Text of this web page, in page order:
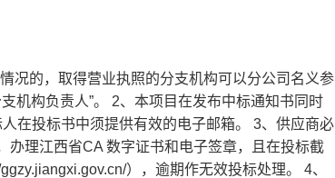
况的，取得营业执照的分支机构可以分公司名义参
机构负责人”。 2、本项目在发布中标通知书同时
在投标书中须提供有效的电子邮箱。 3、供应商必
办理江西省CA 数字证书和电子签章，且在投标截
），逾期作无效投标处理。 4、